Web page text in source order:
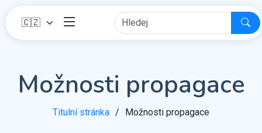
Možnosti propagace
Titulní stránka Možnosti propagace